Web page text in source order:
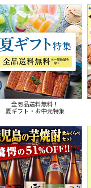
全商品送料無料！
夏ギフト・お中元特集